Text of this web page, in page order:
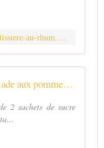
http://carmen-cuisine.over-blog.com/2017/10/tartelettes-aux-pommes-et-creme-patissiere-au-rhum.html
Mini croustade aux pommes - Cuisine gourmande de Carmencita
2 sachets de sucre